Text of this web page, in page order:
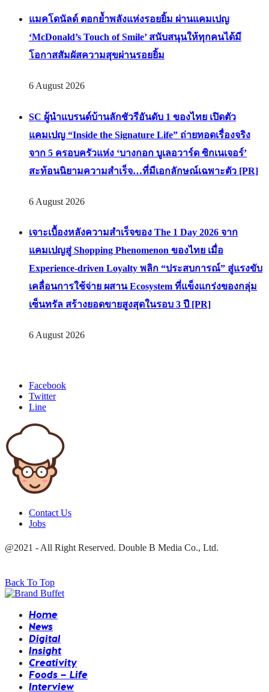
แมคโดนัลด์ ตอกย้ำพลังแห่งรอยยิ้ม ผ่านแคมเปญ
‘McDonald’s Touch of Smile’ สนับสนุนให้ทุกคนได้มี
โอกาสสัมผัสความสุขผ่านรอยยิ้ม
6 August 2026
SC ผู้นำแบรนด์บ้านลักชัวรีอันดับ 1 ของไทย เปิดตัว
แคมเปญ “Inside the Signature Life” ถ่ายทอดเรื่องจริง
จาก 5 ครอบครัวแห่ง ‘บางกอก บูเลอวาร์ด ซิกเนเจอร์’
สะท้อนนิยามความสำเร็จ…ที่มีเอกลักษณ์เฉพาะตัว [PR]
6 August 2026
เจาะเบื้องหลังความสำเร็จของ The 1 Day 2026 จาก
แคมเปญสู่ Shopping Phenomenon ของไทย เมื่อ
Experience-driven Loyalty พลิก “ประสบการณ์” สู่แรงขับ
เคลื่อนการใช้จ่าย ผสาน Ecosystem ที่แข็งแกร่งของกลุ่ม
เซ็นทรัล สร้างยอดขายสูงสุดในรอบ 3 ปี [PR]
6 August 2026
Facebook
Twitter
Line
Contact Us
Jobs
@2021 - All Right Reserved. Double B Media Co., Ltd.
Back To Top
Home
News
Digital
Insight
Creativity
Foods – Life
Interview